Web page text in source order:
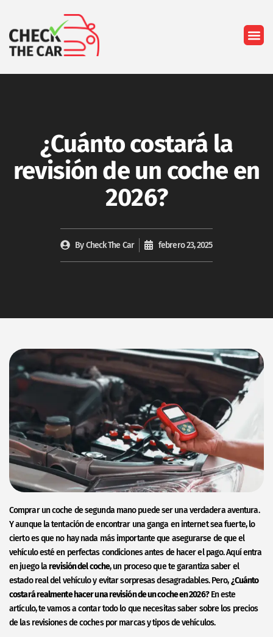
¿Cuánto costará la
revisión de un coche en
2026?
ByCheck The Car febrero 23, 2025
Comprar un coche de segunda mano puede ser una verdadera aventura.
Y aunque la tentación de encontrar una ganga en internet sea fuerte, lo
cierto es que no hay nada más importante que asegurarse de que el
vehículo esté en perfectas condiciones antes de hacer el pago. Aquí entra
en juego larevisión del coche, un proceso que te garantiza saber el
estado real del vehículo y evitar sorpresas desagradables. Pero,¿Cuánto
costará realmente hacer una revisión de un coche en 2026?En este
artículo, te vamos a contar todo lo que necesitas saber sobre los precios
de las revisiones de coches por marcas y tipos de vehículos.